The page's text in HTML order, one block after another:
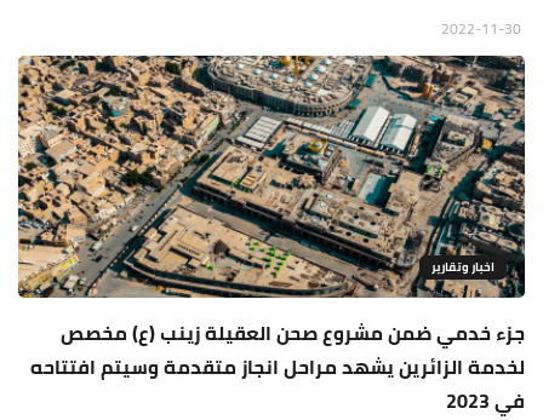
اخبار وتقارير
جزء خدمي ضمن مشروع صحن العقيلة زينب (ع) مخصص
لخدمة الزائرين يشهد مراحل انجاز متقدمة وسيتم افتتاحه
في 2023